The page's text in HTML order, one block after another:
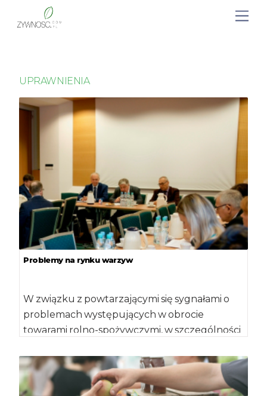
UPRAWNIENIA
Problemy na rynku warzyw
W związku z powtarzającymi się sygnałami o
problemach występujących w obrocie
towarami rolno-spożywczymi, w szczególności
[…]